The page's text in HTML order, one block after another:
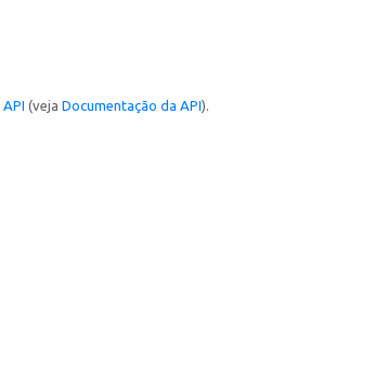
API (veja Documentação da API).